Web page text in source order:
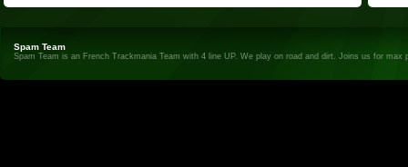
Spam Team
Spam Team is an French Trackmania Team with 4 line UP. We play on road and dirt. Joins us for max